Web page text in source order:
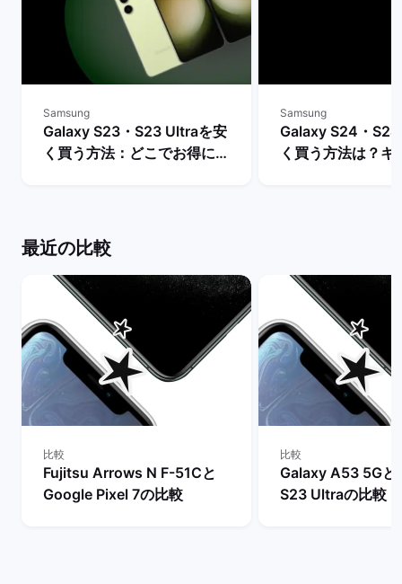
Samsung
Galaxy S23・S23 Ultraを安
く買う方法：どこでお得に購
Samsung
Galaxy S24・
く買う方法は？キ
最近の比較
比較
Fujitsu Arrows N F-51Cと
Google Pixel 7の比較
比較
Galaxy A53 5Gと
S23 Ultraの比較